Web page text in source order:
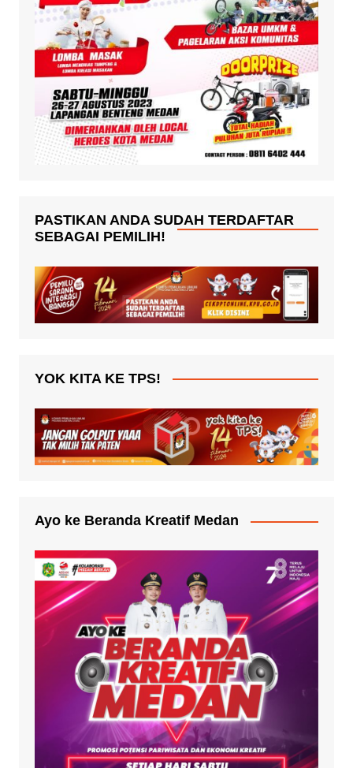
PASTIKAN ANDA SUDAH TERDAFTAR
SEBAGAI PEMILIH!
YOK KITA KE TPS!
Ayo ke Beranda Kreatif Medan